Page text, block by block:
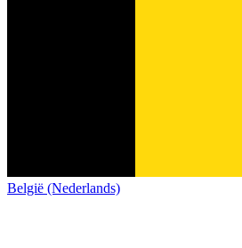
België (Nederlands)